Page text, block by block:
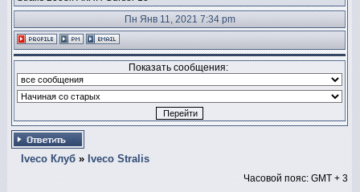
Пн Янв 11, 2021 7:34 pm
Показать сообщения:
Iveco Клуб » Iveco Stralis
Часовой пояс: GMT + 3